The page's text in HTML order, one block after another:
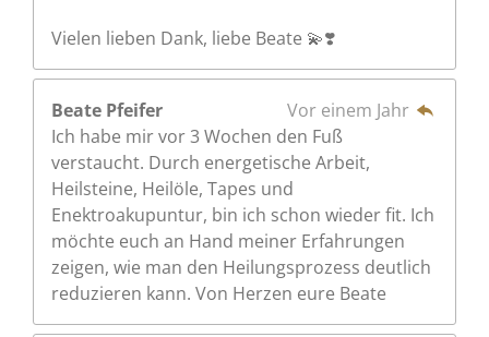
Vielen lieben Dank, liebe Beate 💫❣️
Beate Pfeifer
Vor einem Jahr
Ich habe mir vor 3 Wochen den Fuß
verstaucht. Durch energetische Arbeit,
Heilsteine, Heilöle, Tapes und
Enektroakupuntur, bin ich schon wieder fit. Ich
möchte euch an Hand meiner Erfahrungen
zeigen, wie man den Heilungsprozess deutlich
reduzieren kann. Von Herzen eure Beate